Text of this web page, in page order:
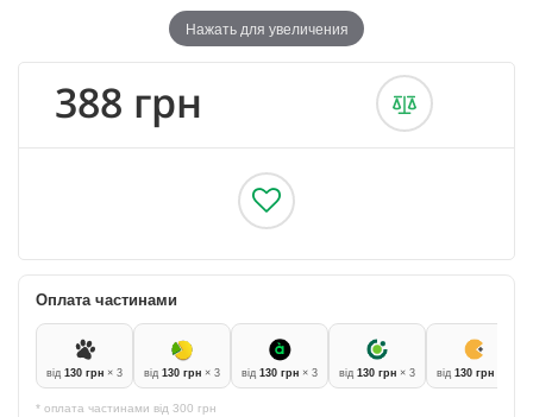
Нажать для увеличения
388 грн
Оплата частинами
від 130 грн × 3 від 130 грн × 3 від 130 грн × 3 від 130 грн × 3 від 130 грн
* оплата частинами від 300 грн